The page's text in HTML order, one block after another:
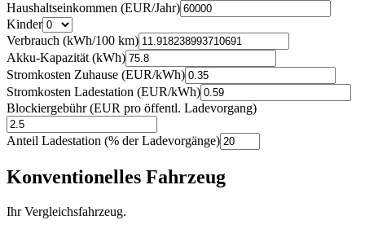
Haushaltseinkommen (EUR/Jahr)
Kinder
Verbrauch (kWh/100 km)
Akku-Kapazität (kWh)
Stromkosten Zuhause (EUR/kWh)
Stromkosten Ladestation (EUR/kWh)
Blockiergebühr (EUR pro öffentl. Ladevorgang)
Anteil Ladestation (% der Ladevorgänge)
Konventionelles Fahrzeug
Ihr Vergleichsfahrzeug.